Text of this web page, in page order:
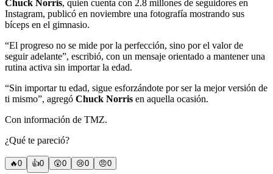
Chuck Norris, quien cuenta con 2.8 millones de seguidores en
Instagram, publicó en noviembre una fotografía mostrando sus
bíceps en el gimnasio.
“El progreso no se mide por la perfección, sino por el valor de
seguir adelante”, escribió, con un mensaje orientado a mantener una
rutina activa sin importar la edad.
“Sin importar tu edad, sigue esforzándote por ser la mejor versión de
ti mismo”, agregó Chuck Norris en aquella ocasión.
Con información de TMZ.
¿Qué te pareció?
🔥0 👍0 😲0 😢0 😠0